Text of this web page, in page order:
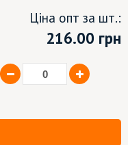
Ціна опт за шт.:
216.00 грн